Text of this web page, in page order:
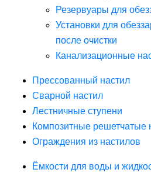
Резервуары для
Установки для
после очистки
Канализационные
Прессованный настил
Сварной настил
Лестничные ступени
Композитные решетчатые
Ограждения из настилов
Ёмкости для воды и